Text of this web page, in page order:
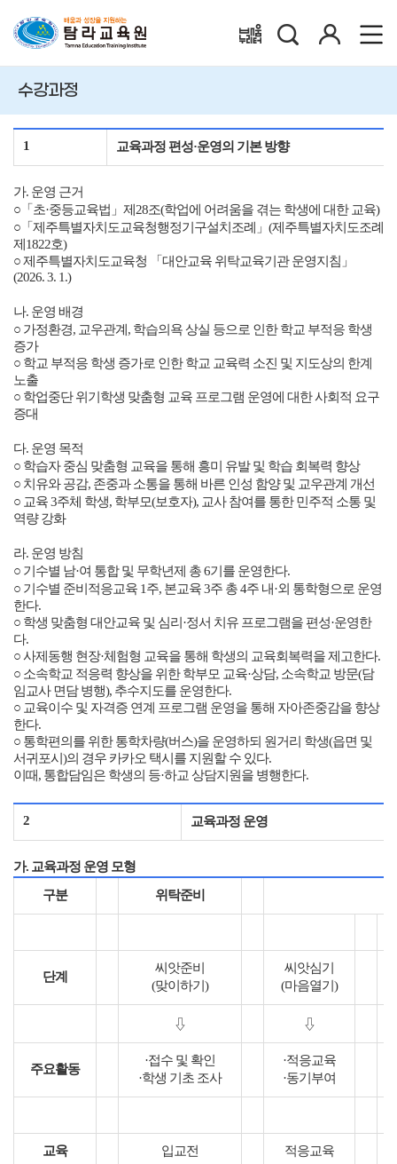
배움누리터
수강과정
1 교육과정 편성·운영의 기본 방향
가. 운영 근거
○「초·중등교육법」제 28조(학업에 어려움을 겪는 학생에 대한 교육)
○「제주특별자치도교육청행정기구설치조례」 (제주특별자치도조례
제 1822호)
○ 제주특별자치도교육청 「대안교육 위탁교육기관 운영지침」
(2026. 3. 1.)
나. 운영 배경
○ 가정환경, 교우관계 , 학습의욕 상실 등으로 인한 학교 부적응 학생
증가
○ 학교 부적응 학생 증가로 인한 학교 교육력 소진 및 지도상의 한계
노출
○ 학업중단 위기학생 맞춤형 교육 프로그램 운영에 대한 사회적 요구
증대
다. 운영 목적
○ 학습자 중심 맞춤형 교육을 통해 흥미 유발 및 학습 회복력 향상
○ 치유와 공감, 존중과 소통을 통해 바른 인성 함양 및 교우관계 개선
○ 교육3주체 학생, 학부모(보호자), 교사 참여를 통한 민주적 소통 및
역량 강화
라. 운영 방침
○ 기수별 남·여 통합 및 무학년제 총6기를 운영한다.
○ 기수별 준비적응교육 1주, 본교육3주 총4주 내·외 통학형으로 운영
한다.
○ 학생 맞춤형 대안교육 및 심리 ·정서 치유 프로그램을 편성·운영한
다.
○ 사제동행 현장·체험형 교육을 통해 학생의 교육회복력을 제고한다.
○ 소속학교 적응력 향상을 위한 학부모 교육·상담, 소속학교 방문(담
임교사 면담 병행), 추수지도를 운영한다.
○ 교육이수 및 자격증 연계 프로그램 운영을 통해 자아존중감을 향상
한다.
○ 통학편의를 위한 통학차량(버스)을 운영하되 원거리 학생(읍면 및
서귀포시 )의 경우 카카오 택시를 지원할 수 있다.
이때, 통합담임은 학생의 등·하교 상담지원을 병행한다.
2 교육과정 운영
가. 교육과정 운영 모형
구분
위탁준비
단계
씨앗준비
(맞이하기 )
씨앗심기
(마음열기 )
⇩ ⇩
주요활동
·접수 및 확인
·학생 기초 조사
·적응교육
·동기부여
교육 입교전 적응교육